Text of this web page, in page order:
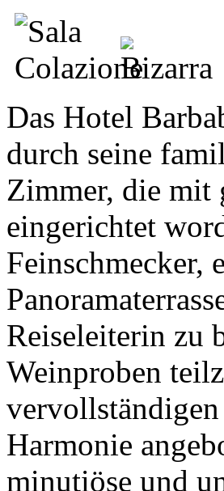
Das Hotel
durch seine
Zimmer, die mit
eingerichtet
Feinschmecker,
Reiseleiterin zu
Weinproben
Harmonie
minutiöse und